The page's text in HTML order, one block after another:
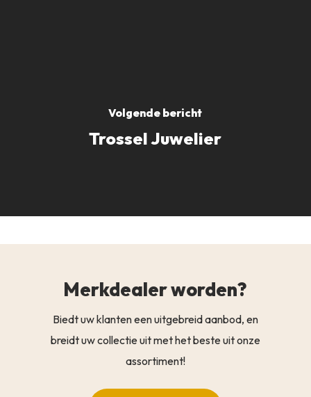
Volgende bericht
Trossel Juwelier
Merkdealer worden?
Biedt uw klanten een uitgebreid aanbod, en
breidt uw collectie uit met het beste uit onze
assortiment!